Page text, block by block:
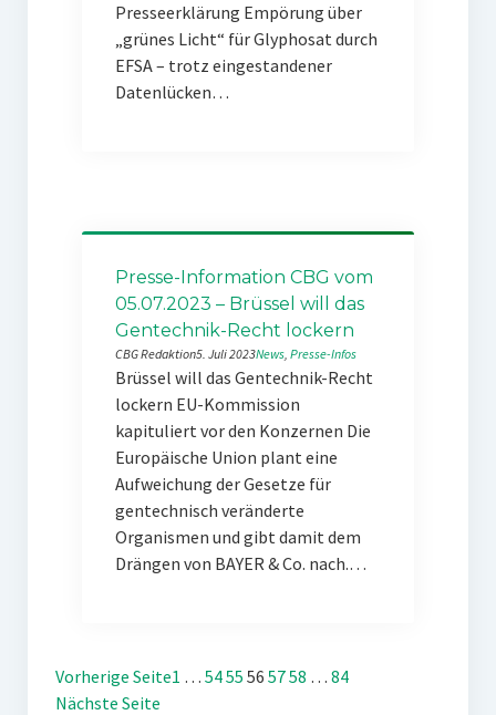
Presseerklärung Empörung über
„grünes Licht“ für Glyphosat durch
EFSA – trotz eingestandener
Datenlücken…
Presse-Information CBG vom
05.07.2023 – Brüssel will das
Gentechnik-Recht lockern
CBG Redaktion5. Juli 2023News, Presse-Infos
Brüssel will das Gentechnik-Recht
lockern EU-Kommission
kapituliert vor den Konzernen Die
Europäische Union plant eine
Aufweichung der Gesetze für
gentechnisch veränderte
Organismen und gibt damit dem
Drängen von BAYER & Co. nach.…
Vorherige Seite1 … 5455 56 5758 … 84
Nächste Seite